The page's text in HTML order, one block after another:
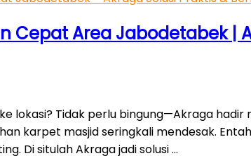
Cepat Area Jabodetabek |
lokasi? Tidak perlu bingung—Akraga
karpet masjid seringkali mendesak.
Di situlah Akraga jadi solusi …